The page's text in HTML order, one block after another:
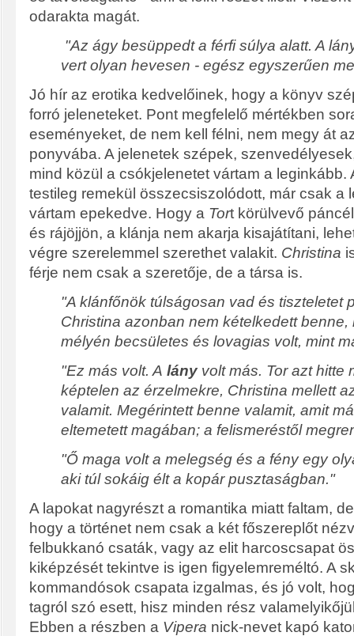
odarakta magát.
"Az ágy besüppedt a férfi súlya alatt. A
vert olyan hevesen - egész egyszerűen
Jó hír az erotika kedvelőinek, hogy a könyv
forró jeleneteket. Pont megfelelő mértékben
eseményeket, de nem kell félni, nem megy át
ponyvába. A jelenetek szépek,
mind közül a csókjelenetet vártam a leginkább.
testileg remekül összecsiszolódott, már csak a
vártam epekedve. Hogy a Tort körülvevő
és rájöjjön, a klánja nem akarja kisajátítani,
végre szerelemmel szerethet valakit. Christina
férje nem csak a szeretője, de a társa is.
"A klánfőnök túlságosan vad és tiszteletet
Christina azonban nem kételkedett benne,
mélyén becsületes és lovagias volt, mint
"Ez más volt. A lány volt más. Tor azt hitte
képtelen az érzelmekre, Christina mellett
valamit. Megérintett benne valamit, amit
eltemetett magában; a felismeréstől
"Ő maga volt a melegség és a fény egy
aki túl sokáig élt a kopár pusztaságban."
A lapokat nagyrészt a romantika miatt faltam,
hogy a történet nem csak a két főszereplőt
felbukkanó csaták, vagy az elit harcoscsapat
kiképzését tekintve is igen figyelemreméltó. A
kommandósok csapata izgalmas, és jó volt,
tagról szó esett, hisz minden rész
Ebben a részben a Vipera nick-nevet kapó